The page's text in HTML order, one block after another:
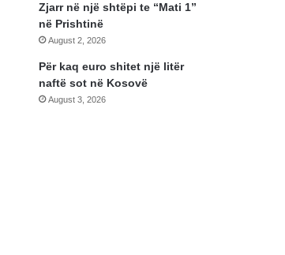
Zjarr në një shtëpi te “Mati 1”
në Prishtinë
August 2, 2026
Për kaq euro shitet një litër
naftë sot në Kosovë
August 3, 2026